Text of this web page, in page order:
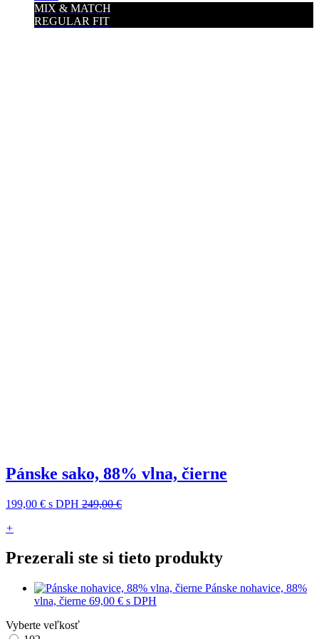
MIX & MATCH
REGULAR FIT
Pánske sako, 88% vlna, čierne
199,00 € s DPH 249,00 €
+
Prezerali ste si tieto produkty
Pánske nohavice, 88%
vlna, čierne 69,00 € s DPH
Vyberte veľkosť